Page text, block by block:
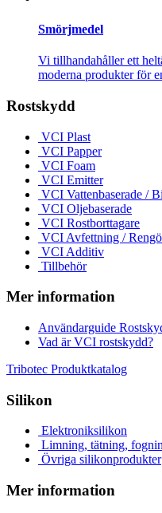
Smörjmedel
Vi tillhandahåller ett
moderna produkter för
Rostskydd
VCI Plast
VCI Papper
VCI Foam
VCI Emitter
VCI Vattenbaserade /
VCI Oljebaserade
VCI Rostborttagare
VCI Avfettning /
VCI Additiv
Tillbehör
Mer information
Användarguide
Vad är VCI rostskydd?
Tribotec Produktkatalog
Silikon
Elektroniksilikon
Limning, tätning,
Övriga silikonprodukter
Mer information